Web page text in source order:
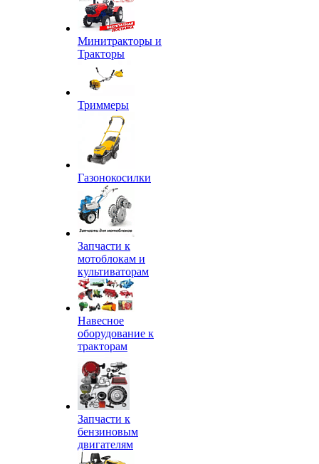
Минитракторы и
Тракторы
Триммеры
Газонокосилки
Запчасти к
мотоблокам и
культиваторам
Навесное
оборудование к
тракторам
Запчасти к
бензиновым
двигателям